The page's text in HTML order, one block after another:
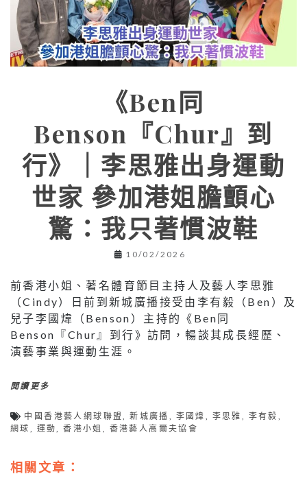
《Ben同
Benson『Chur』到
行》｜李思雅出身運動
世家 參加港姐膽顫心
驚：我只著慣波鞋
10/02/2026
前香港小姐、著名體育節目主持人及藝人李思雅
（Cindy）日前到新城廣播接受由李有毅（Ben）及
兒子李國煒（Benson）主持的《Ben同
Benson『Chur』到行》訪問，暢談其成長經歷、
演藝事業與運動生涯。
閱讀更多
中國香港藝人網球聯盟,新城廣播 , 李國煒 , 李思雅 , 李有毅 ,
網球 , 運動,香港小姐 , 香港藝人高爾夫協會
相關文章：